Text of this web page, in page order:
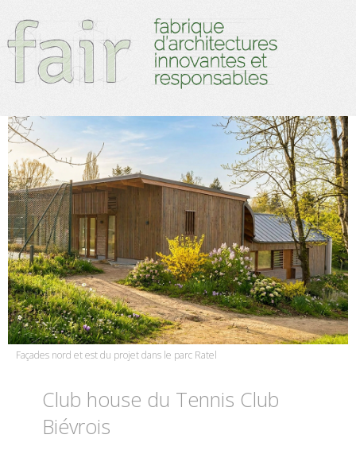
Façades nord et est du projet dans le parc Ratel
Club house du Tennis Club
Biévrois